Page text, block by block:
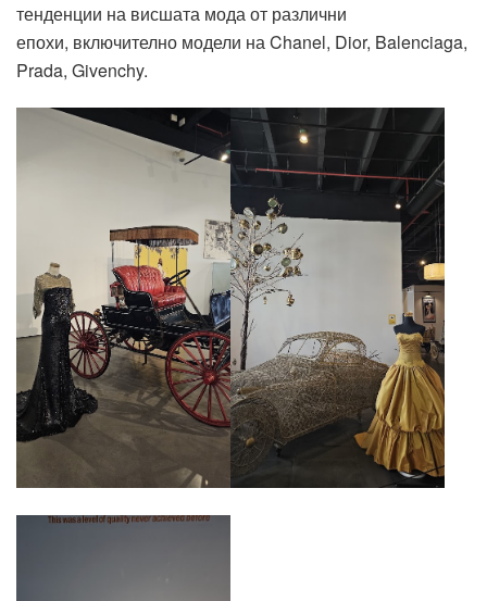
тенденции на висшата мода от различни
епохи, включително модели на Chanel, Dior, Balenciaga,
Prada, Givenchy.